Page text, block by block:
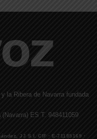
la Ribera de Navarra fundada
ES T. 948411059
JJ S.I. CIF · E-71185169 ·